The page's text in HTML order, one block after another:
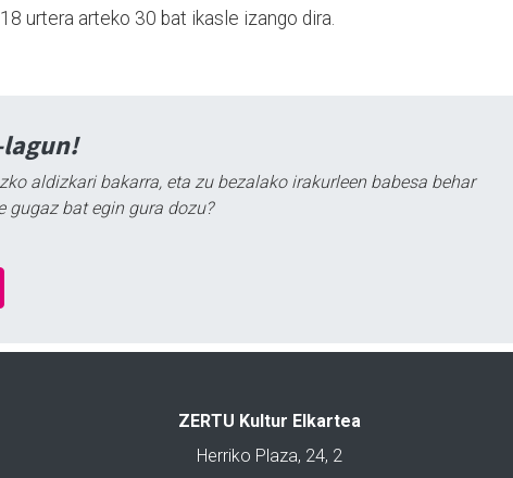
urtera arteko 30 bat ikasle izango dira.
aldizkari bakarra, eta zu bezalako irakurleen babesa behar
gugaz bat egin gura dozu?
ZERTU Kultur Elkartea
Herriko Plaza, 24, 2